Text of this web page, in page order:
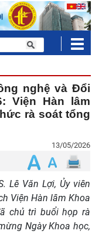
nghệ và Đổi
Viện Hàn lâm
rà soát tổng
13/05/2026
Lê Văn Lợi, Ủy viên
Viện Hàn lâm Khoa
chủ trì buổi họp rà
Ngày Khoa học,